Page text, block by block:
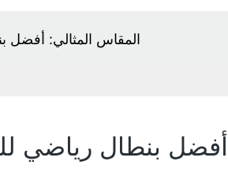
المقاس المثالي: أفضل
أفضل بنطال رياضي